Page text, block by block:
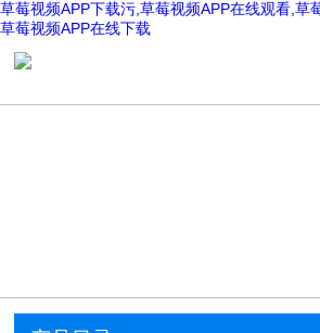
草莓视频APP下载污,草莓视频APP在线观看,草
草莓视频APP在线下载